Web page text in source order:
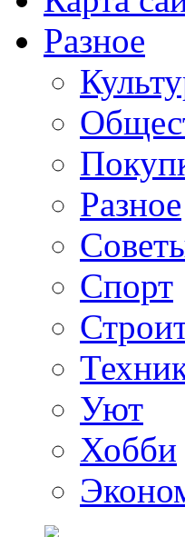
Разное
Разное
Спорт
Уют
Хобби